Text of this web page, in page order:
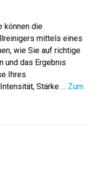
können die
mittels eines
wie Sie auf richtige
und das Ergebnis
Ihres
Stärke … Zum